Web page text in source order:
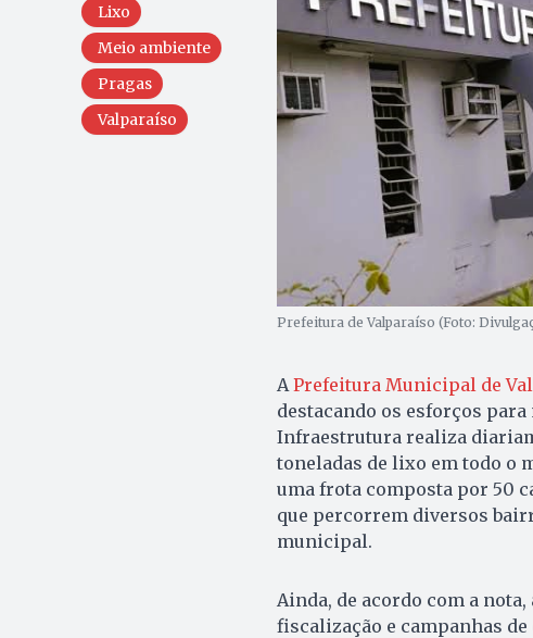
Lixo
Meio ambiente
Pragas
Valparaíso
Prefeitura de Valparaíso (Foto:
A Prefeitura Municipal de
destacando os esforços
Infraestrutura realiza
toneladas de lixo em todo o
uma frota composta por 50
que percorrem diversos
municipal.
Ainda, de acordo com a
fiscalização e campanhas